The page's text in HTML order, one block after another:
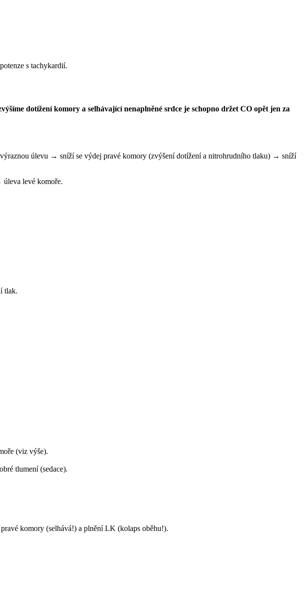
se hroutí do hypotenze s tachykardií.
dotížení komory a selhávající nenaplněné srdce je schopno držet CO opět jen za
úlevu → sníží se výdej pravé komory (zvýšení dotížení a nitrohrudního tlaku) → sníží
levé komoře.
tlak.
Jedná se zde často o městnavé selhávání → UPV zajišťuje prioritně dobrou oxygenaci, navíc uleví levé komoře (viz výše)‏.
tlumení (sedace).
a UPV zhorší již tak obtížnou práci pravé komory (selhává!) a plnění LK (kolaps oběhu!)‏.